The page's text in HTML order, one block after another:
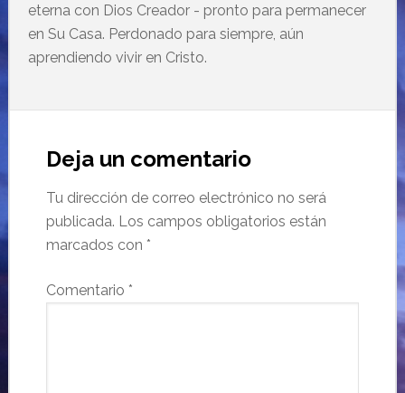
eterna con Dios Creador - pronto para permanecer
en Su Casa. Perdonado para siempre, aún
aprendiendo vivir en Cristo.
Deja un comentario
Tu dirección de correo electrónico no será
publicada. Los campos obligatorios están
marcados con *
Comentario *